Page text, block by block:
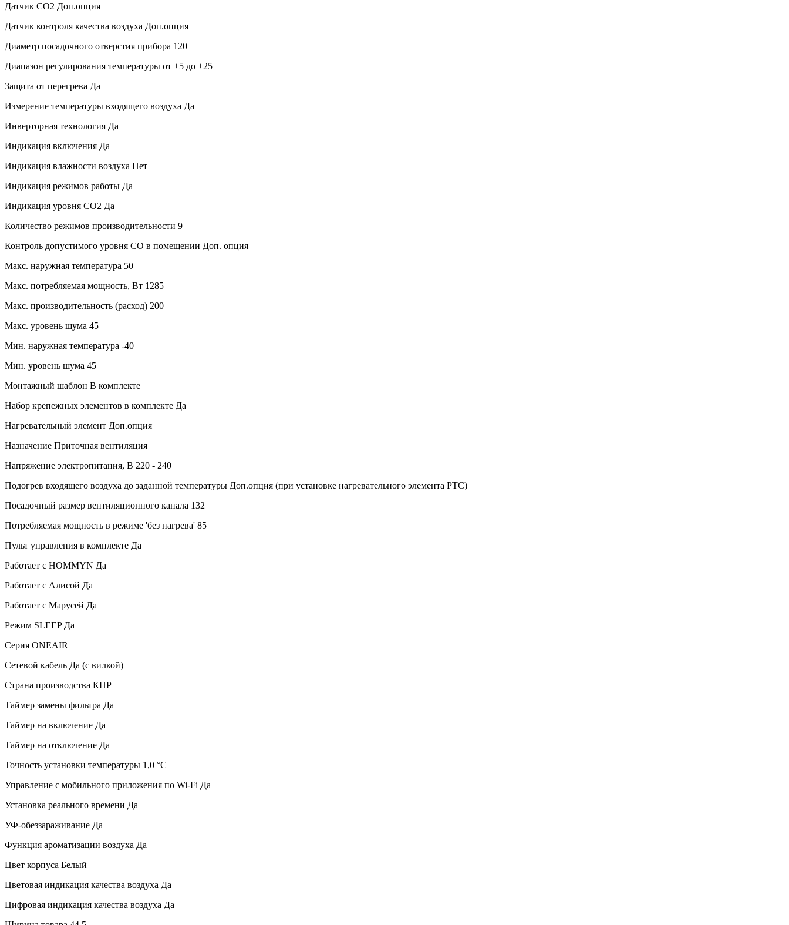
Датчик CO2 Доп.опция
Датчик контроля качества воздуха Доп.опция
Диаметр посадочного отверстия прибора 120
Диапазон регулирования температуры от +5 до +25
Защита от перегрева Да
Измерение температуры входящего воздуха Да
Инверторная технология Да
Индикация включения Да
Индикация влажности воздуха Нет
Индикация режимов работы Да
Индикация уровня CO2 Да
Количество режимов производительности 9
Контроль допустимого уровня CO в помещении Доп. опция
Макс. наружная температура 50
Макс. потребляемая мощность, Вт 1285
Макс. производительность (расход) 200
Макс. уровень шума 45
Мин. наружная температура -40
Мин. уровень шума 45
Монтажный шаблон В комплекте
Набор крепежных элементов в комплекте Да
Нагревательный элемент Доп.опция
Назначение Приточная вентиляция
Напряжение электропитания, В 220 - 240
Подогрев входящего воздуха до заданной температуры Доп.опция (при установке нагревательного элемента РТС)
Посадочный размер вентиляционного канала 132
Потребляемая мощность в режиме 'без нагрева' 85
Пульт управления в комплекте Да
Работает с HOMMYN Да
Работает с Алисой Да
Работает с Марусей Да
Режим SLEEP Да
Серия ONEAIR
Сетевой кабель Да (с вилкой)
Страна производства КНР
Таймер замены фильтра Да
Таймер на включение Да
Таймер на отключение Да
Точность установки температуры 1,0 °С
Управление c мобильного приложения по Wi-Fi Да
Установка реального времени Да
УФ-обеззараживание Да
Функция ароматизации воздуха Да
Цвет корпуса Белый
Цветовая индикация качества воздуха Да
Цифровая индикация качества воздуха Да